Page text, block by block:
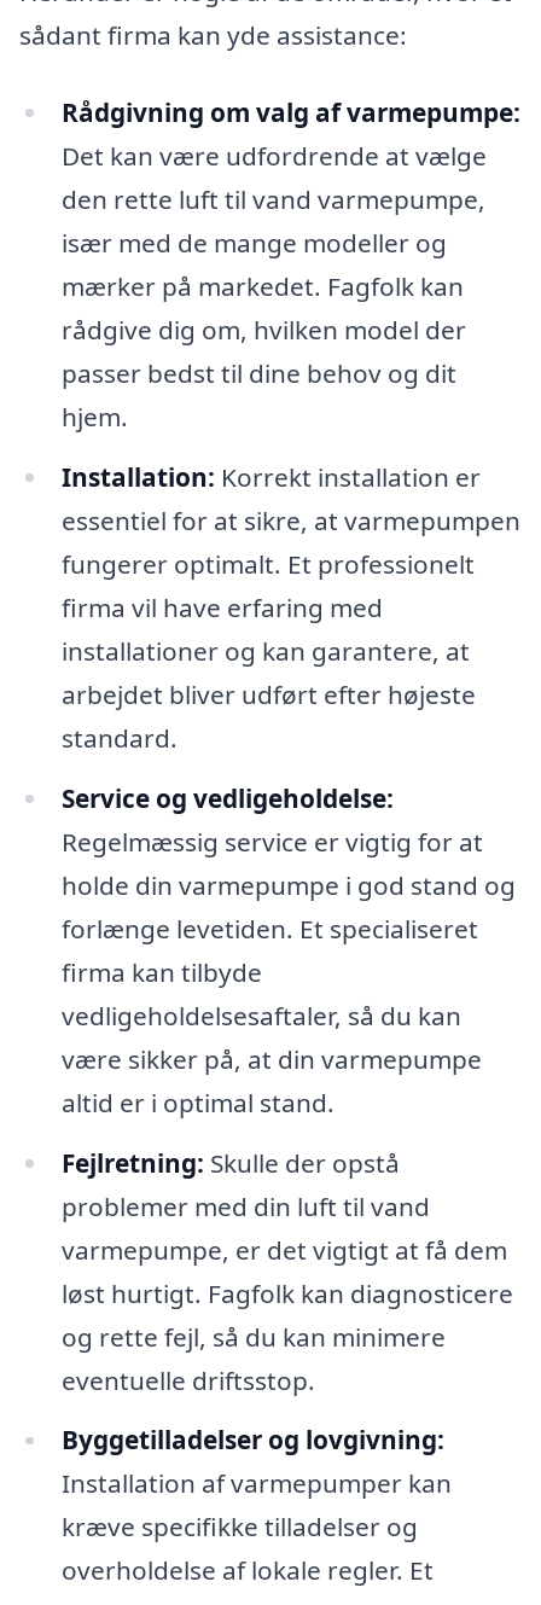
sådant firma kan yde assistance:
Rådgivning om valg af varmepumpe:
Det kan være udfordrende at vælge
den rette luft til vand varmepumpe,
især med de mange modeller og
mærker på markedet. Fagfolk kan
rådgive dig om, hvilken model der
passer bedst til dine behov og dit
hjem.
Installation: Korrekt installation er
essentiel for at sikre, at varmepumpen
fungerer optimalt. Et professionelt
firma vil have erfaring med
installationer og kan garantere, at
arbejdet bliver udført efter højeste
standard.
Service og vedligeholdelse:
Regelmæssig service er vigtig for at
holde din varmepumpe i god stand og
forlænge levetiden. Et specialiseret
firma kan tilbyde
vedligeholdelsesaftaler, så du kan
være sikker på, at din varmepumpe
altid er i optimal stand.
Fejlretning: Skulle der opstå
problemer med din luft til vand
varmepumpe, er det vigtigt at få dem
løst hurtigt. Fagfolk kan diagnosticere
og rette fejl, så du kan minimere
eventuelle driftsstop.
Byggetilladelser og lovgivning:
Installation af varmepumper kan
kræve specifikke tilladelser og
overholdelse af lokale regler. Et